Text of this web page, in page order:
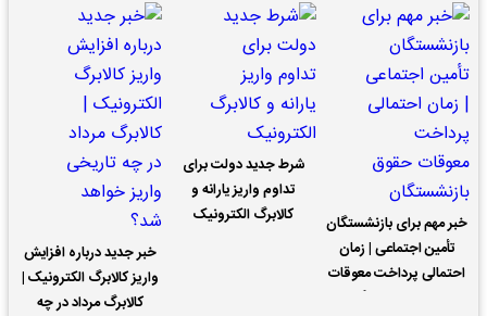
خبر مهم برای بازنشستگان
تأمین اجتماعی | زمان
احتمالی پرداخت معوقات
شرط جدید دولت برای
تداوم واریز یارانه و
کالابرگ الکترونیک
خبر جدید درباره افزایش
واریز کالابرگ الکترونیک |
کالابرگ مرداد در چه